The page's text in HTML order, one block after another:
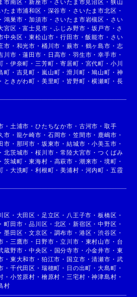
市南区 ・新座市 ・ さいたま市見沼区 ・ 狭山
たま市浦和区 ・ 深谷市 ・ さいたま市北区 ・
・鴻巣市 ・加須市 ・ さいたま市岩槻区 ・ さい
宮区 ・富士見市 ・ふじみ野市 ・坂戸市 ・ さ
中央区 ・東松山市 ・行田市 ・飯能市 ・ さい
市 ・ 和光市 ・ 桶川市 ・蕨市 ・ 鶴ヶ島市 ・ 志
川市 ・蓮田市 ・ 日高市 ・ 羽生市 ・幸手市 ・
・ 伊奈町 ・ 三芳町 ・寄居町 ・ 宮代町 ・ 小川
町 ・ 吉見町 ・ 嵐山町 ・滑川町 ・鳩山町 ・ 神
・ ときがわ町 ・ 美里町 ・ 皆野町 ・横瀬町 ・ 長
・ 土浦市 ・ひたちなか市 ・ 古河市 ・ 取手
市 ・ 龍ケ崎市 ・ 石岡市 ・ 笠間市 ・ 鹿嶋市 ・
市 ・ 那珂市 ・ 坂東市 ・結城市 ・小美玉市 ・
・北茨城市 ・桜川市 ・常陸大宮市 ・つくばみ
・茨城町 ・東海村 ・ 高萩市 ・ 潮来市 ・ 境町 ・
・ 大洗町 ・利根町 ・美浦村 ・ 河内町 ・ 五霞
区 ・ 大田区 ・ 足立区 ・ 八王子市 ・板橋区 ・
・町田市 ・品川区 ・ 北区 ・ 新宿区 ・中野区 ・
・墨田区 ・文京区 ・ 調布市 ・ 港区 ・渋谷区 ・
・ 三鷹市 ・ 日野市 ・立川市 ・ 東村山市 ・ 台
蔵野市 ・中央区 ・ 国分寺市 ・ 小金井市 ・ 東
・ 東大和市 ・ 狛江市 ・ 国立市 ・清瀬市 ・ 武
・ 千代田区 ・ 瑞穂町 ・ 日の出町 ・大島町 ・
・ 小笠原村 ・ 檜原村 ・ 三宅村 ・神津島村 ・
村